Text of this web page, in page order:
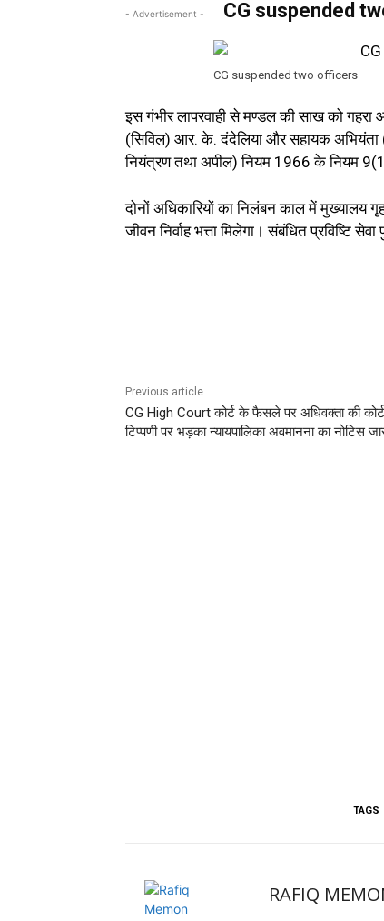
- Advertisement - CG suspended
CG suspended two officers
इस गंभीर लापरवाही से मण्डल की साख को गहरा
(सिविल) आर. के. दंदेलिया और सहायक अभियंता
नियंत्रण तथा अपील) नियम 1966 के नियम
दोनों अधिकारियों का निलंबन काल में मुख्यालय
जीवन निर्वाह भत्ता मिलेगा। संबंधित प्रविष्टि
Previous article
CG High Court कोर्ट के फैसले पर अधिवक्ता की
टिप्पणी पर भड़का न्यायपालिका अवमानना का नोटिस
TAGS
RAFIQ